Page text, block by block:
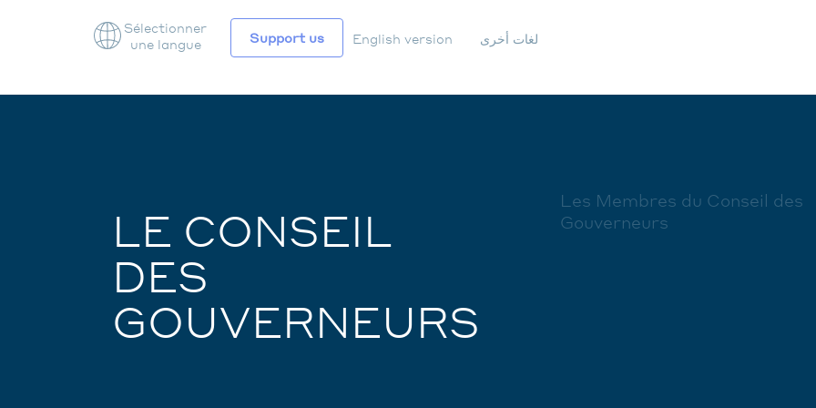
لغات أخرى English version
Support us
Sélectionner
une langue
LE CONSEIL
DES
GOUVERNEURS
Les Membres du Conseil des
Gouverneurs